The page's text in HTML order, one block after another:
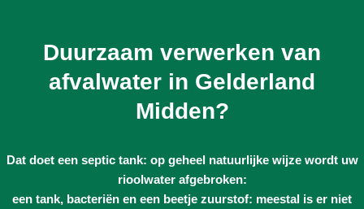
Duurzaam verwerken van
afvalwater in Gelderland
Midden?
Dat doet een septic tank: op geheel natuurlijke wijze wordt uw
rioolwater afgebroken:
een tank, bacteriën en een beetje zuurstof: meestal is er niet